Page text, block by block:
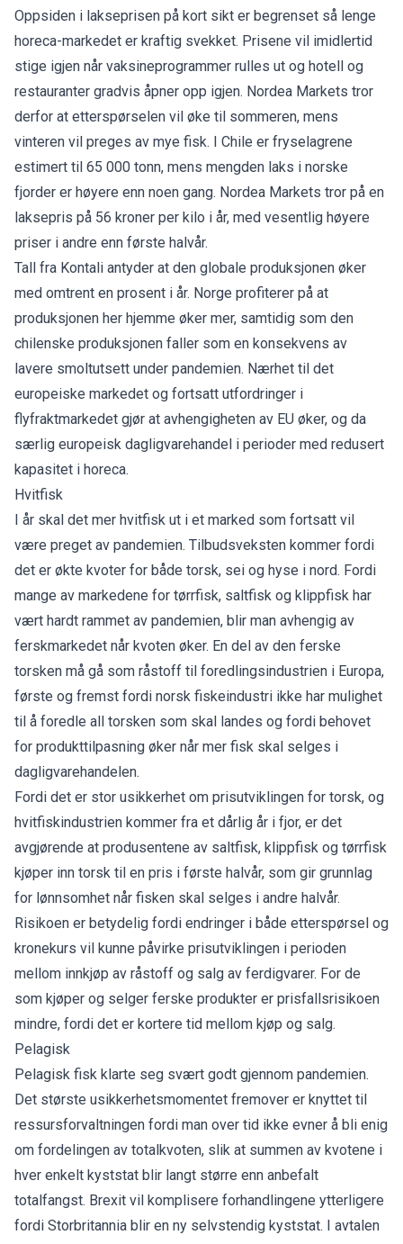
Oppsiden i lakseprisen på kort sikt er begrenset så lenge
horeca-markedet er kraftig svekket. Prisene vil imidlertid
stige igjen når vaksineprogrammer rulles ut og hotell og
restauranter gradvis åpner opp igjen. Nordea Markets tror
derfor at etterspørselen vil øke til sommeren, mens
vinteren vil preges av mye fisk. I Chile er fryselagrene
estimert til 65 000 tonn, mens mengden laks i norske
fjorder er høyere enn noen gang. Nordea Markets tror på en
laksepris på 56 kroner per kilo i år, med vesentlig høyere
priser i andre enn første halvår.
Tall fra Kontali antyder at den globale produksjonen øker
med omtrent en prosent i år. Norge profiterer på at
produksjonen her hjemme øker mer, samtidig som den
chilenske produksjonen faller som en konsekvens av
lavere smoltutsett under pandemien. Nærhet til det
europeiske markedet og fortsatt utfordringer i
flyfraktmarkedet gjør at avhengigheten av EU øker, og da
særlig europeisk dagligvarehandel i perioder med redusert
kapasitet i horeca.
Hvitfisk
I år skal det mer hvitfisk ut i et marked som fortsatt vil
være preget av pandemien. Tilbudsveksten kommer fordi
det er økte kvoter for både torsk, sei og hyse i nord. Fordi
mange av markedene for tørrfisk, saltfisk og klippfisk har
vært hardt rammet av pandemien, blir man avhengig av
ferskmarkedet når kvoten øker. En del av den ferske
torsken må gå som råstoff til foredlingsindustrien i Europa,
første og fremst fordi norsk fiskeindustri ikke har mulighet
til å foredle all torsken som skal landes og fordi behovet
for produkttilpasning øker når mer fisk skal selges i
dagligvarehandelen.
Fordi det er stor usikkerhet om prisutviklingen for torsk, og
hvitfiskindustrien kommer fra et dårlig år i fjor, er det
avgjørende at produsentene av saltfisk, klippfisk og tørrfisk
kjøper inn torsk til en pris i første halvår, som gir grunnlag
for lønnsomhet når fisken skal selges i andre halvår.
Risikoen er betydelig fordi endringer i både etterspørsel og
kronekurs vil kunne påvirke prisutviklingen i perioden
mellom innkjøp av råstoff og salg av ferdigvarer. For de
som kjøper og selger ferske produkter er prisfallsrisikoen
mindre, fordi det er kortere tid mellom kjøp og salg.
Pelagisk
Pelagisk fisk klarte seg svært godt gjennom pandemien.
Det største usikkerhetsmomentet fremover er knyttet til
ressursforvaltningen fordi man over tid ikke evner å bli enig
om fordelingen av totalkvoten, slik at summen av kvotene i
hver enkelt kyststat blir langt større enn anbefalt
totalfangst. Brexit vil komplisere forhandlingene ytterligere
fordi Storbritannia blir en ny selvstendig kyststat. I avtalen